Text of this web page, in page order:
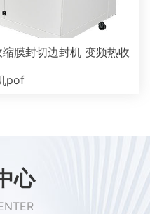
膜封切边封机 变频热收
pof
心